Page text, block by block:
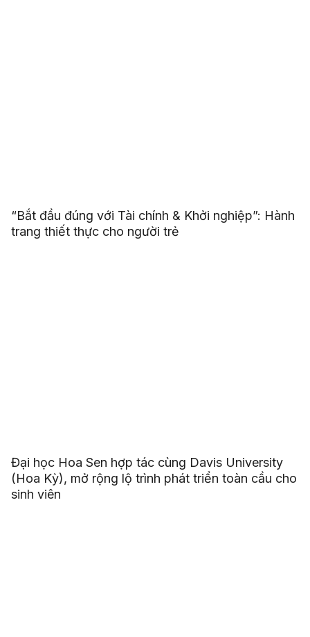
“Bắt đầu đúng với Tài chính & Khởi nghiệp”: Hành
trang thiết thực cho người trẻ
Đại học Hoa Sen hợp tác cùng Davis University
(Hoa Kỳ), mở rộng lộ trình phát triển toàn cầu cho
sinh viên